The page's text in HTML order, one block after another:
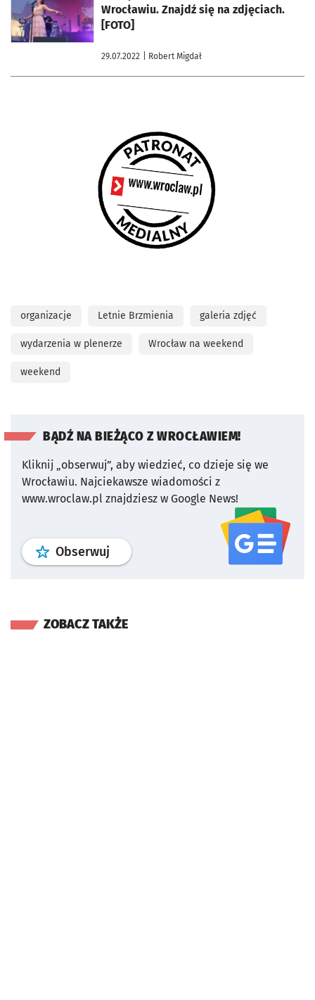
Wrocławiu. Znajdź się na zdjęciach.
[FOTO]
29.07.2022 | Robert Migdał
organizacje Letnie Brzmienia galeria zdjęć
wydarzenia w plenerze Wrocław na weekend
weekend
BĄDŹ NA BIEŻĄCO Z WROCŁAWIEM!
Kliknij „obserwuj”, aby wiedzieć, co dzieje się we
Wrocławiu. Najciekawsze wiadomości z
www.wroclaw.pl znajdziesz w Google News!
Obserwuj profil serwisu
ZOBACZ TAKŻE